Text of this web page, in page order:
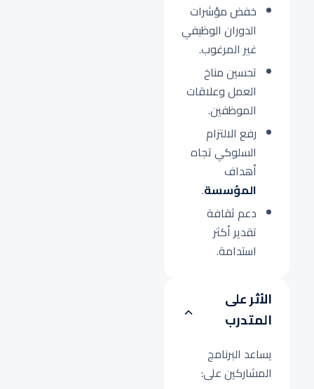
خفض مؤشرات
الدوران الوظيفي
غير المرغوب.
تحسين مناخ
العمل وعلاقات
الموظفين.
رفع الالتزام
السلوكي تجاه
أهداف
المؤسسة.
دعم ثقافة
تقدير أكثر
استدامة.
الأثر على
المتدرب
يساعد البرنامج
المشاركين على: